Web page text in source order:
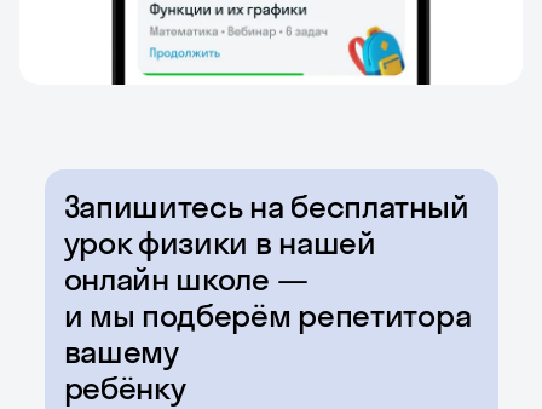
Запишитесь на бесплатный
урок физики в нашей
онлайн школе —
и мы подберём репетитора
вашему
ребёнку